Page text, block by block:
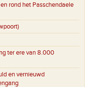
rond het Passchendaele
ter ere van 8.000
en vernieuwd